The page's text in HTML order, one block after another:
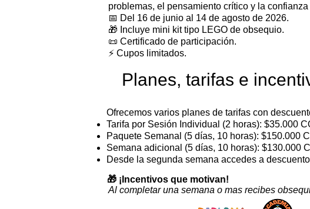
problemas, el pensamiento crítico y la
📅 Del 16 de junio al 14 de agosto de 2026.
🎁 Incluye mini kit tipo LEGO de obsequio.
📜 Certificado de participación.
⚡ Cupos limitados.
Planes, tarifas e
Ofrecemos varios planes de tarifas con
Tarifa por Sesión Individual (2 horas): $35.000
Paquete Semanal (5 días, 10 horas): $150.000
Semana adicional (5 días, 10 horas): $130.000
Desde la segunda semana accedes a
Al completar una semana o mas recibes
🎁 ¡Incentivos que motivan!